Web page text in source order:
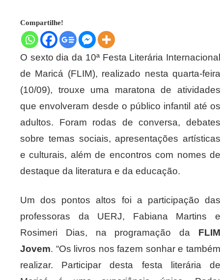
Compartilhe!
O sexto dia da 10ª Festa Literária Internacional
de Maricá (FLIM), realizado nesta quarta-feira
(10/09), trouxe uma maratona de atividades
que envolveram desde o público infantil até os
adultos. Foram rodas de conversa, debates
sobre temas sociais, apresentações artísticas
e culturais, além de encontros com nomes de
destaque da literatura e da educação.
Um dos pontos altos foi a participação das
professoras da UERJ, Fabiana Martins e
Rosimeri Dias, na programação da FLIM
Jovem. “Os livros nos fazem sonhar e também
realizar. Participar desta festa literária de